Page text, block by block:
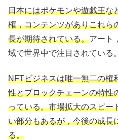
日本にはポケモンや遊戯王な
権，コンテンツがありこれら
長が期待されている。アート
域で世界中で注目されている。
NFTビジネスは唯一無二の権
性とブロックチェーンの特性
っている。市場拡大のスピー
い部分もあるが，今後の成長
る。